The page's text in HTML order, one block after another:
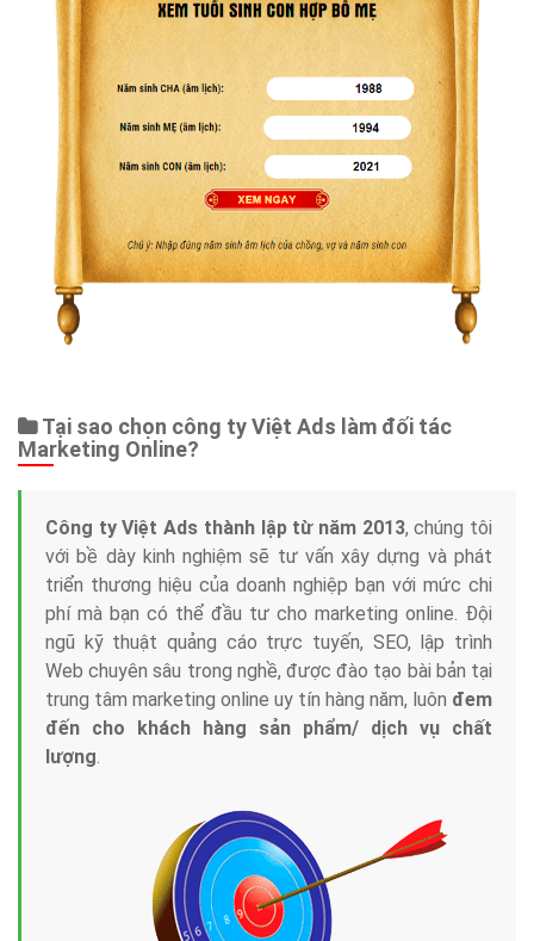
Tại sao chọn công ty Việt Ads làm đối tác
Marketing Online?
Công ty Việt Ads thành lập từ năm 2013, chúng tôi
với bề dày kinh nghiệm sẽ tư vấn xây dựng và phát
triển thương hiệu của doanh nghiệp bạn với mức chi
phí mà bạn có thể đầu tư cho marketing online. Đội
ngũ kỹ thuật quảng cáo trực tuyến, SEO, lập trình
Web chuyên sâu trong nghề, được đào tạo bài bản tại
trung tâm marketing online uy tín hàng năm, luôn đem
đến cho khách hàng sản phẩm/ dịch vụ chất
lượng.